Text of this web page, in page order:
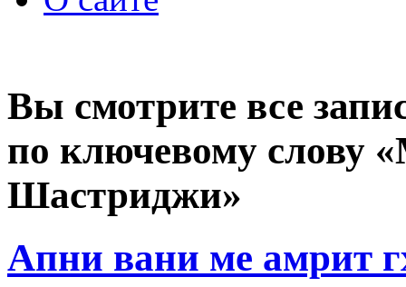
Вы смотрите все
по ключевому слову
Шастриджи»
Апни вани ме амрит